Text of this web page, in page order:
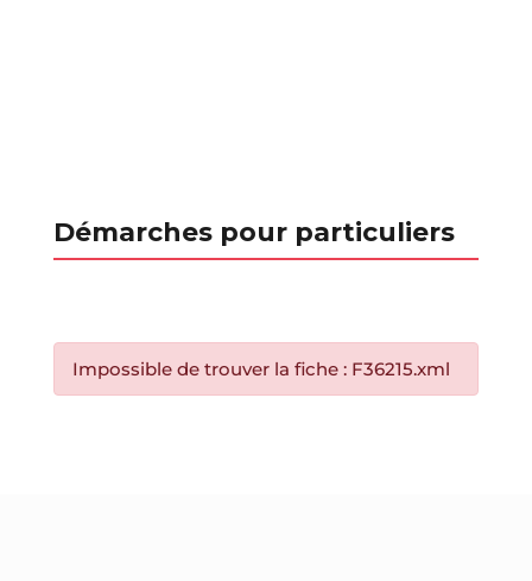
Démarches pour particuliers
Impossible de trouver la fiche : F36215.xml